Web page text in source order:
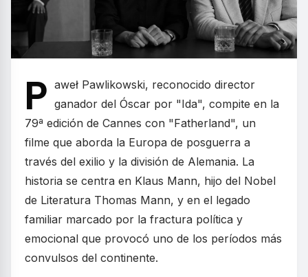
P aweł Pawlikowski, reconocido director
ganador del Óscar por "Ida", compite en la
79ª edición de Cannes con "Fatherland", un
filme que aborda la Europa de posguerra a
través del exilio y la división de Alemania. La
historia se centra en Klaus Mann, hijo del Nobel
de Literatura Thomas Mann, y en el legado
familiar marcado por la fractura política y
emocional que provocó uno de los períodos más
convulsos del continente.